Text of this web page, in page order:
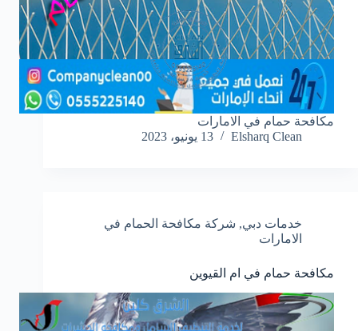
مكافحة حمام في الامارات
Elsharq Clean
13 يونيو، 2023
خدمات دبي, شركة مكافحة الحمام في
الامارات
مكافحة حمام في ام القيوين